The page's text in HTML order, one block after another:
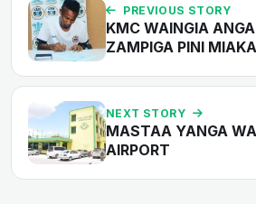
PREVIOUS STORY
KMC WAINGIA
ZAMPIGA PINI
NEXT STORY
MASTAA YANGA
AIRPORT